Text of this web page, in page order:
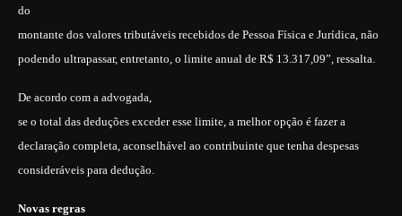
do
montante dos valores tributáveis recebidos de Pessoa Física e Jurídica, não
podendo ultrapassar, entretanto, o limite anual de R$ 13.317,09”, ressalta.
De acordo com a advogada,
se o total das deduções exceder esse limite, a melhor opção é fazer a
declaração completa, aconselhável ao contribuinte que tenha despesas
consideráveis para dedução.
Novas regras